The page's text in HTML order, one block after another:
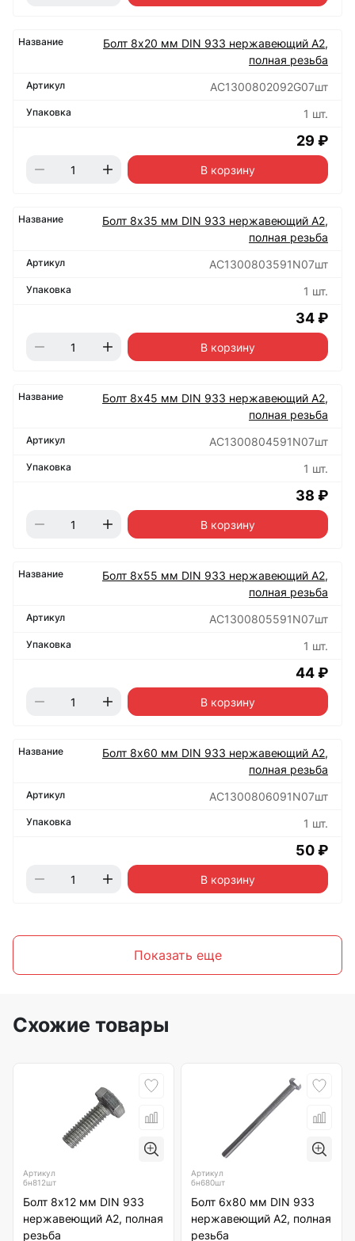
Болт 8х20 мм DIN 933 нержавеющий А2,
полная резьба
АС1300802092G07шт
1 шт.
29 ₽
В корзину
Болт 8х35 мм DIN 933 нержавеющий А2,
полная резьба
АС1300803591N07шт
1 шт.
34 ₽
В корзину
Болт 8х45 мм DIN 933 нержавеющий А2,
полная резьба
АС1300804591N07шт
1 шт.
38 ₽
В корзину
Болт 8х55 мм DIN 933 нержавеющий А2,
полная резьба
АС1300805591N07шт
1 шт.
44 ₽
В корзину
Болт 8х60 мм DIN 933 нержавеющий А2,
полная резьба
АС1300806091N07шт
1 шт.
50 ₽
В корзину
Показать еще
Схожие товары
Артикул
бн812шт
Болт 8х12 мм DIN 933
нержавеющий А2, полная
резьба
Артикул
бн680шт
Болт 6х80 мм DIN 933
нержавеющий А2, полная
резьба